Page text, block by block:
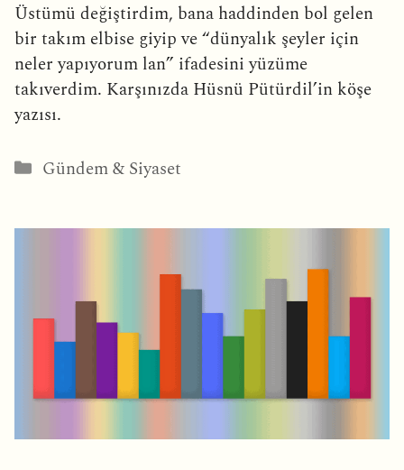
Üstümü değiştirdim, bana haddinden bol gelen
bir takım elbise giyip ve “dünyalık şeyler için
neler yapıyorum lan” ifadesini yüzüme
takıverdim. Karşınızda Hüsnü Pütürdil’in köşe
yazısı.
Kategoriler
Gündem & Siyaset